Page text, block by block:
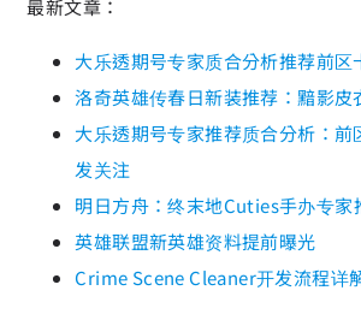
最新文章：
大乐透期号专家质合分析推荐前区
洛奇英雄传春日新装推荐：黯影皮
大乐透期号专家推荐质合分析：前
发关注
明日方舟：终末地Cuties手办专家
英雄联盟新英雄资料提前曝光
Crime Scene Cleaner开发流程详